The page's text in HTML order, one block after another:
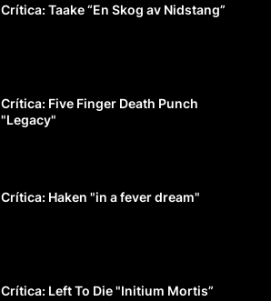
Crítica: Taake “En Skog av Nidstang”
Crítica: Five Finger Death Punch
"Legacy"
Crítica: Haken "in a fever dream"
Crítica: Left To Die "Initium Mortis”